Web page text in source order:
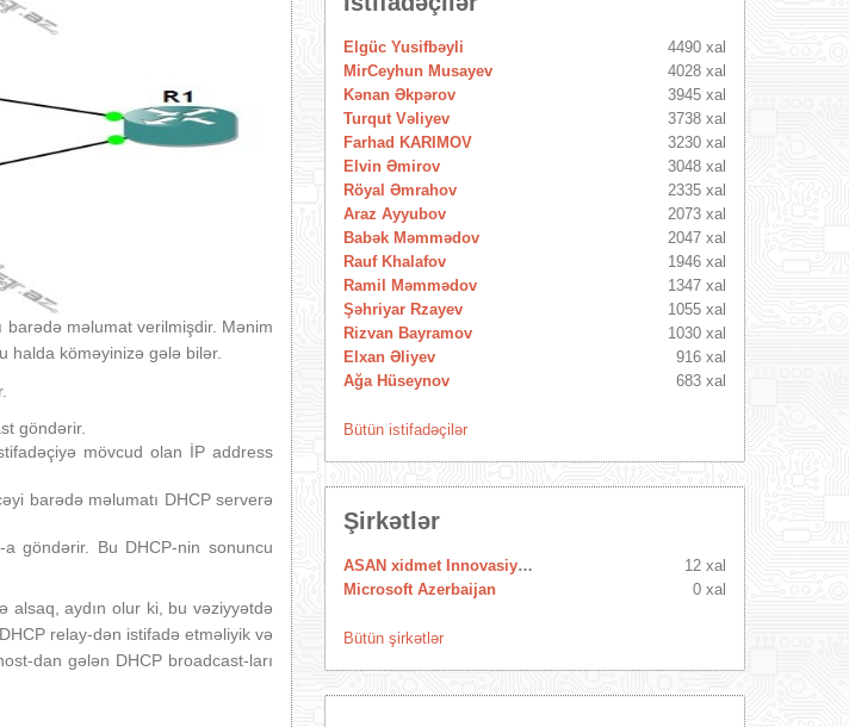
məlumat verilmişdir. Mənim
halda köməyinizə gələ bilər.
göndərir.
mövcud olan İP address
barədə məlumatı DHCP serverə
göndərir. Bu DHCP-nin sonuncu
alsaq, aydın olur ki, bu vəziyyətdə
relay-dən istifadə etməliyik və
dan gələn DHCP broadcast-ları
Elgüc Yusifbəyli
4490 xal
MirCeyhun Musayev
4028 xal
Kənan Əkpərov
3945 xal
Turqut Vəliyev
3738 xal
Farhad KARIMOV
3230 xal
Elvin Əmirov
3048 xal
Röyal Əmrahov
2335 xal
Araz Ayyubov
2073 xal
Babək Məmmədov
2047 xal
Rauf Khalafov
1946 xal
Ramil Məmmədov
1347 xal
Şəhriyar Rzayev
1055 xal
Rizvan Bayramov
1030 xal
Elxan Əliyev
916 xal
Ağa Hüseynov
683 xal
Bütün istifadəçilər
Şirkətlər
ASAN xidmet Innovasiya Mərkəzi
12 xal
Microsoft Azerbaijan
0 xal
Bütün şirkətlər